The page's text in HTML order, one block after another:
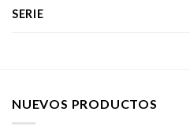
SERIE
NUEVOS PRODUCTOS